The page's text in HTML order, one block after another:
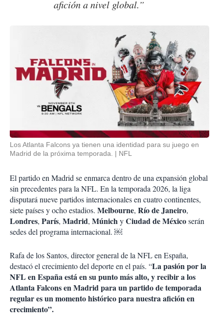
afición a nivel global.”
Los Atlanta Falcons ya tienen una identidad para su juego en
Madrid de la próxima temporada.
NFL
El partido en Madrid se enmarca dentro de una expansión global
sin precedentes para la NFL. En la temporada 2026, la liga
disputará nueve partidos internacionales en cuatro continentes,
siete países y ocho estadios. Melbourne, Río de Janeiro,
Londres, París, Madrid, MúnichyCiudad de Méxicoserán
sedes del programa internacional. ￼
Rafa de los Santos, director general de la NFL en España,
destacó el crecimiento del deporte en el país. “La pasión por la
NFL en España está en su punto más alto, y recibir a los
Atlanta Falcons en Madrid para un partido de temporada
regular es un momento histórico para nuestra afición en
crecimiento”.